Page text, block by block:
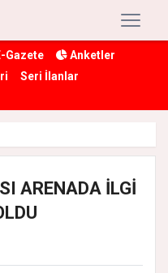
Gazete
Anketler
Seri İlanlar
ARENADA İLGİ